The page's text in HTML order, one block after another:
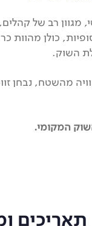
רב של
כולן מהוות
השוק.
מהשטח, נבחן
המקומי.
תאריכים